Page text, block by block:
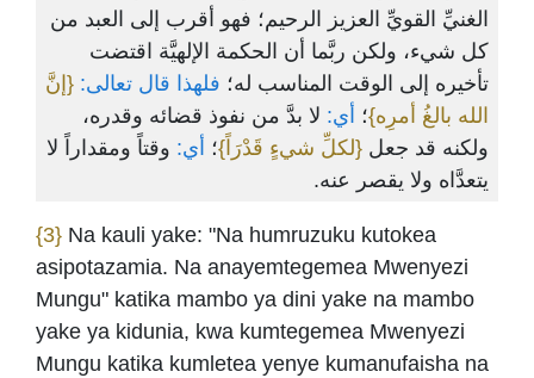
الغنيِّ القويِّ العزيز الرحيم؛ فهو أقرب إلى العبد من
كل شيء، ولكن ربَّما أن الحكمة الإلهيَّة اقتضت
تأخيره إلى الوقت المناسب له؛ فلهذا قال تعالى: {إنَّ
الله بالغُ أمرِه}؛ أي: لا بدَّ من نفوذ قضائه وقدره،
ولكنه قد جعل {لكلِّ شيءٍ قَدْرَاً}؛ أي: وقتاً ومقداراً لا
يتعدَّاه ولا يقصر عنه.
{3} Na kauli yake: "Na humruzuku kutokea
asipotazamia. Na anayemtegemea Mwenyezi
Mungu" katika mambo ya dini yake na mambo
yake ya kidunia, kwa kumtegemea Mwenyezi
Mungu katika kumletea yenye kumanufaisha na